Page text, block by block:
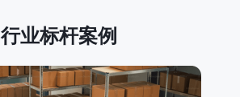
行业标杆案例